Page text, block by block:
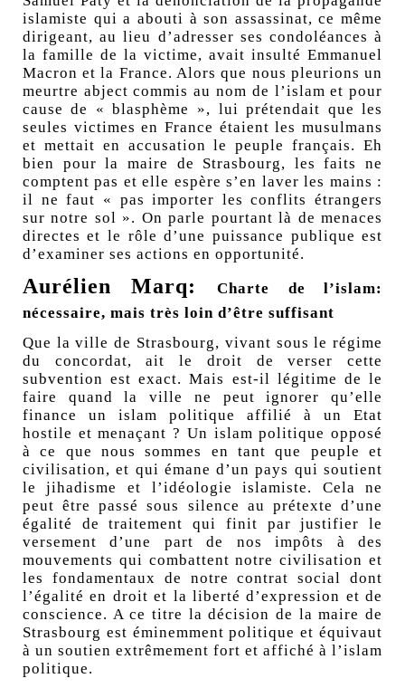
islamiste qui a abouti à son assassinat, ce même
dirigeant, au lieu d’adresser ses condoléances à
la famille de la victime, avait insulté Emmanuel
Macron et la France. Alors que nous pleurions un
meurtre abject commis au nom de l’islam et pour
cause de « blasphème », lui prétendait que les
seules victimes en France étaient les musulmans
et mettait en accusation le peuple français. Eh
bien pour la maire de Strasbourg, les faits ne
comptent pas et elle espère s’en laver les mains :
il ne faut « pas importer les conflits étrangers
sur notre sol ». On parle pourtant là de menaces
directes et le rôle d’une puissance publique est
d’examiner ses actions en opportunité.
Aurélien Marq:
Charte de l’islam:
nécessaire, mais très loin d’être suffisant
Que la ville de Strasbourg, vivant sous le régime
du concordat, ait le droit de verser cette
subvention est exact. Mais est-il légitime de le
faire quand la ville ne peut ignorer qu’elle
finance un islam politique affilié à un Etat
hostile et menaçant ? Un islam politique opposé
à ce que nous sommes en tant que peuple et
civilisation, et qui émane d’un pays qui soutient
le jihadisme et l’idéologie islamiste. Cela ne
peut être passé sous silence au prétexte d’une
égalité de traitement qui finit par justifier le
versement d’une part de nos impôts à des
mouvements qui combattent notre civilisation et
les fondamentaux de notre contrat social dont
l’égalité en droit et la liberté d’expression et de
conscience. A ce titre la décision de la maire de
Strasbourg est éminemment politique et équivaut
à un soutien extrêmement fort et affiché à l’islam
politique.